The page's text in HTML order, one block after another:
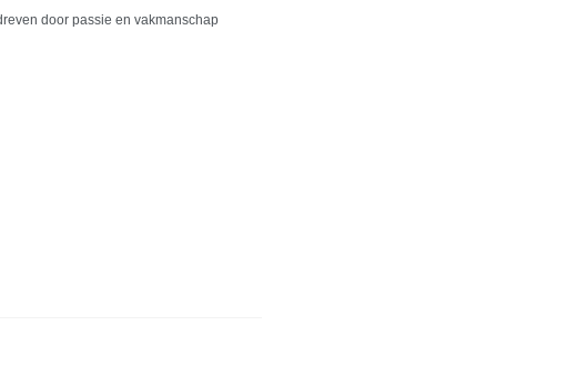
door passie en vakmanschap